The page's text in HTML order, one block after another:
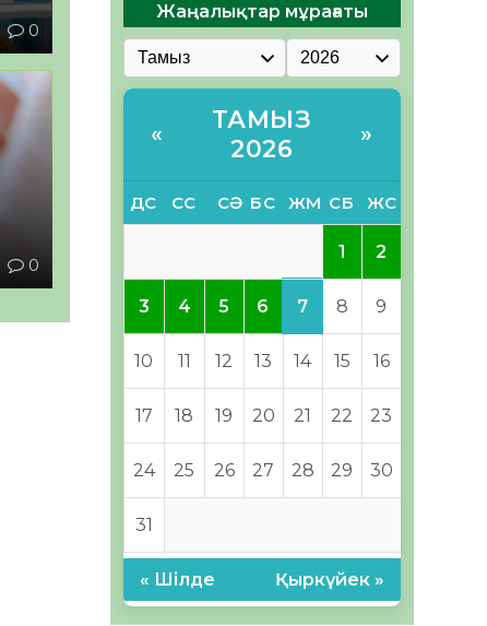
0
0
Жаңалықтар мұрағаты
«
ТАМЫЗ
2026
»
ДС СС СӘ БС ЖМ СБ ЖС
1 2
3 4 5 6 7 8 9
10 11 12 13 14 15 16
17 18 19 20 21 22 23
24 25 26 27 28 29 30
31
« Шілде Қыркүйек »